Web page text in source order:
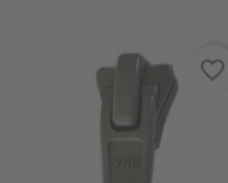
favorite_border